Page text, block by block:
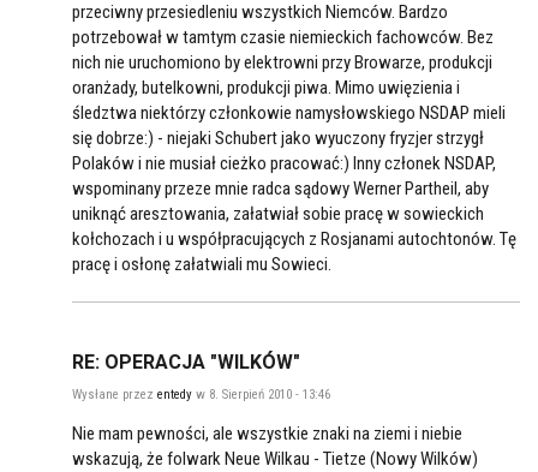
przeciwny przesiedleniu wszystkich Niemców. Bardzo
potrzebował w tamtym czasie niemieckich fachowców. Bez
nich nie uruchomiono by elektrowni przy Browarze, produkcji
oranżady, butelkowni, produkcji piwa. Mimo uwięzienia i
śledztwa niektórzy członkowie namysłowskiego NSDAP mieli
się dobrze:) - niejaki Schubert jako wyuczony fryzjer strzygł
Polaków i nie musiał cieżko pracować:) Inny członek NSDAP,
wspominany przeze mnie radca sądowy Werner Partheil, aby
uniknąć aresztowania, załatwiał sobie pracę w sowieckich
kołchozach i u współpracujących z Rosjanami autochtonów. Tę
pracę i osłonę załatwiali mu Sowieci.
RE: OPERACJA "WILKÓW"
Wysłane przez entedy w 8. Sierpień 2010 - 13:46
Nie mam pewności, ale wszystkie znaki na ziemi i niebie
wskazują, że folwark Neue Wilkau - Tietze (Nowy Wilków)